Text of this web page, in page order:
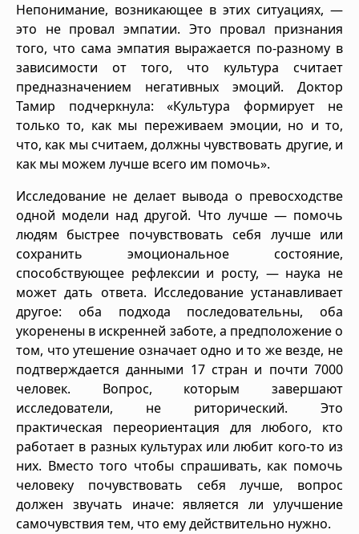
Непонимание, возникающее в этих ситуациях, —
это не провал эмпатии. Это провал признания
того, что сама эмпатия выражается по-разному в
зависимости от того, что культура считает
предназначением негативных эмоций. Доктор
Тамир подчеркнула: «Культура формирует не
только то, как мы переживаем эмоции, но и то,
что, как мы считаем, должны чувствовать другие, и
как мы можем лучше всего им помочь».
Исследование не делает вывода о превосходстве
одной модели над другой. Что лучше — помочь
людям быстрее почувствовать себя лучше или
сохранить эмоциональное состояние,
способствующее рефлексии и росту, — наука не
может дать ответа. Исследование устанавливает
другое: оба подхода последовательны, оба
укоренены в искренней заботе, а предположение о
том, что утешение означает одно и то же везде, не
подтверждается данными 17 стран и почти 7000
человек. Вопрос, которым завершают
исследователи, не риторический. Это
практическая переориентация для любого, кто
работает в разных культурах или любит кого-то из
них. Вместо того чтобы спрашивать, как помочь
человеку почувствовать себя лучше, вопрос
должен звучать иначе: является ли улучшение
самочувствия тем, что ему действительно нужно.